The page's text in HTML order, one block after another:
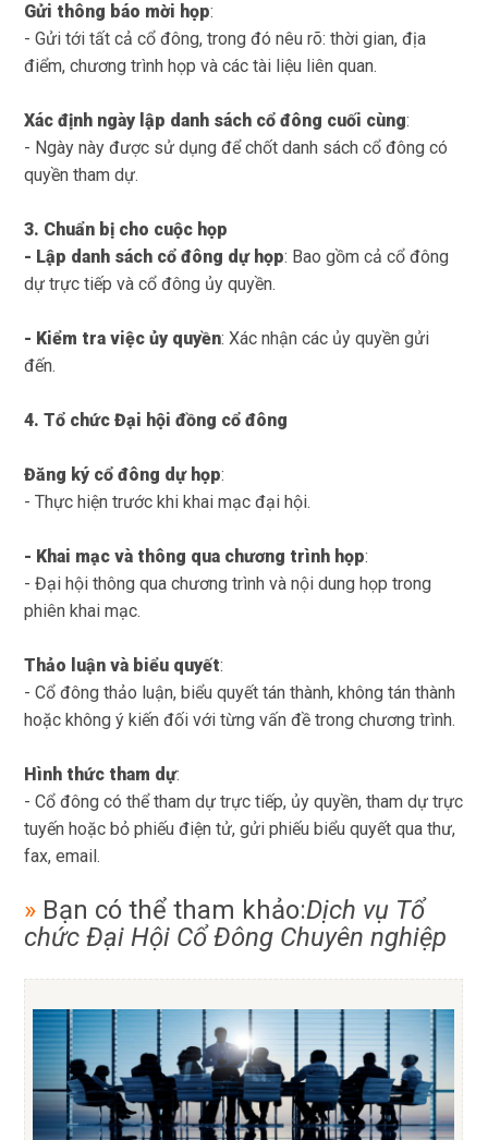
Gửi thông báo mời họp:
- Gửi tới tất cả cổ đông, trong đó nêu rõ: thời gian, địa
điểm, chương trình họp và các tài liệu liên quan.
Xác định ngày lập danh sách cổ đông cuối cùng:
- Ngày này được sử dụng để chốt danh sách cổ đông có
quyền tham dự.
3. Chuẩn bị cho cuộc họp
- Lập danh sách cổ đông dự họp: Bao gồm cả cổ đông
dự trực tiếp và cổ đông ủy quyền.
- Kiểm tra việc ủy quyền:Xác nhận các ủy quyền gửi
đến.
4. Tổ chức Đại hội đồng cổ đông
Đăng ký cổ đông dự họp:
- Thực hiện trước khi khai mạc đại hội.
- Khai mạc và thông qua chương trình họp:
- Đại hội thông qua chương trình và nội dung họp trong
phiên khai mạc.
Thảo luận và biểu quyết:
- Cổ đông thảo luận, biểu quyết tán thành, không tán thành
hoặc không ý kiến đối với từng vấn đề trong chương trình.
Hình thức tham dự:
- Cổ đông có thể tham dự trực tiếp, ủy quyền, tham dự trực
tuyến hoặc bỏ phiếu điện tử, gửi phiếu biểu quyết qua thư,
fax, email.
» Bạn có thể tham khảo:Dịch vụ Tổ
chức Đại Hội Cổ Đông Chuyên nghiệp